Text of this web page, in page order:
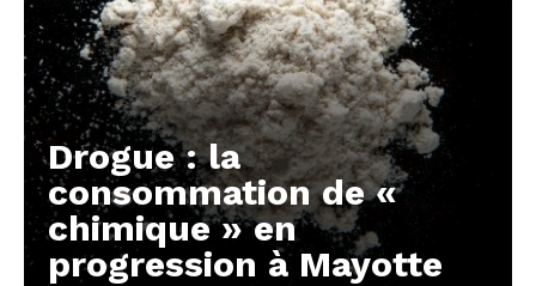
Drogue : la
consommation de «
chimique » en
progression à Mayotte